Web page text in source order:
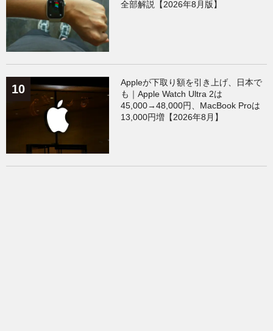
全部解説【2026年8月版】
Appleが下取り額を引き上げ、日本で
も｜Apple Watch Ultra 2は
45,000→48,000円、MacBook Proは
13,000円増【2026年8月】